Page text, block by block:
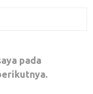
Jokowi Jadi
pada